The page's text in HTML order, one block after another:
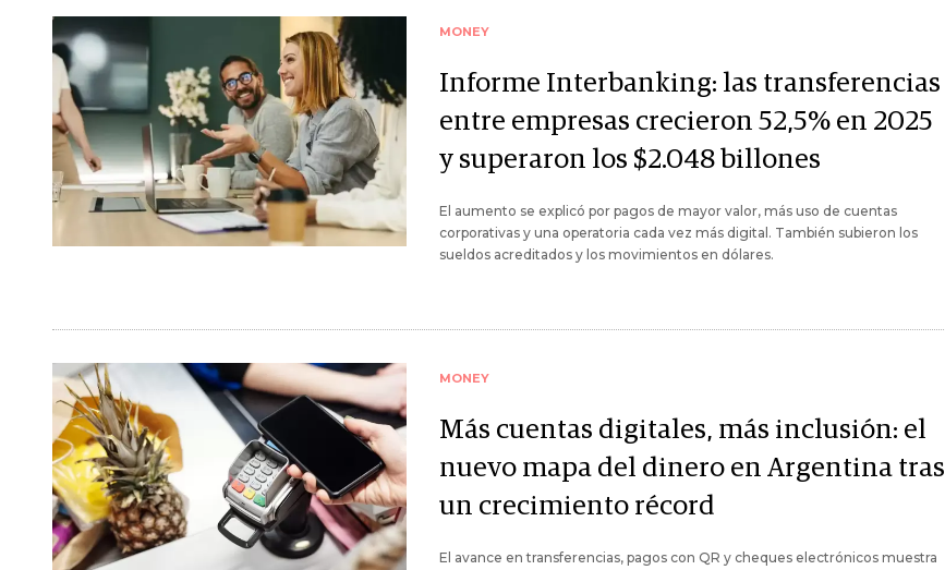
MONEY
Informe Interbanking: las transferencias
entre empresas crecieron 52,5% en 2025
y superaron los $2.048 billones
El aumento se explicó por pagos de mayor valor, más uso de cuentas
corporativas y una operatoria cada vez más digital. También subieron los
sueldos acreditados y los movimientos en dólares.
MONEY
Más cuentas digitales, más inclusión: el
nuevo mapa del dinero en Argentina tras
un crecimiento récord
El avance en transferencias, pagos con QR y cheques electrónicos muestra